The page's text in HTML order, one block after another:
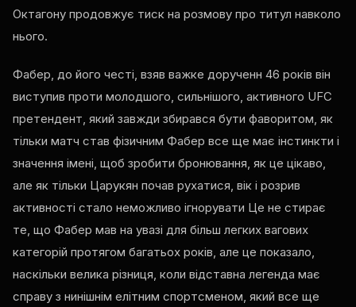
Октагону продовжує тиск на розмову про титул навколо
нього.
Фабер, до його честі, взяв важке дорученн 46 років він
виступив проти молодшого, сильнішого, активного UFC
претендент, який завжди збирався бути фаворитом, як
тільки матч став фізичним Фабер все ще має інстинкти і
значення імені, щоб зробити бронювання, як це цікаво,
але як тільки Царукян почав рухатися, вік і розрив
активності стало неможливо ігнорувати Це не стирає
те, що Фабер мав на увазі для більш легких вагових
категорій протягом багатьох років, але це показало,
наскільки велика різниця, коли відставна легенда має
справу з нинішнім елітним спортсменом, який все ще